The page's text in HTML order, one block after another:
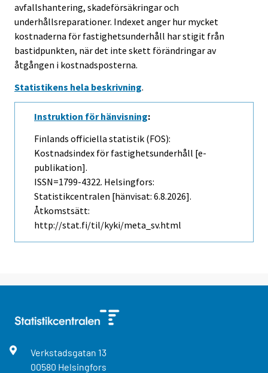
avfallshantering, skadeförsäkringar och
underhållsreparationer. Indexet anger hur mycket
kostnaderna för fastighetsunderhåll har stigit från
bastidpunkten, när det inte skett förändringar av
åtgången i kostnadsposterna.
Statistikens hela beskrivning.
Instruktion för hänvisning:
Finlands officiella statistik (FOS):
Kostnadsindex för fastighetsunderhåll [e-
publikation].
ISSN=1799-4322. Helsingfors:
Statistikcentralen [hänvisat: 6.8.2026].
Åtkomstsätt:
http://stat.fi/til/kyki/meta_sv.html
Verkstadsgatan 13
00580 Helsingfors